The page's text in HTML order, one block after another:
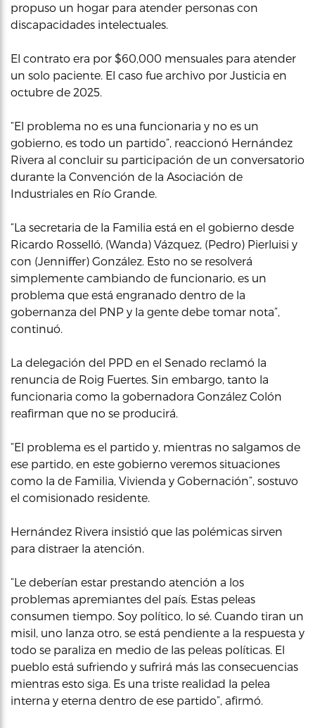
propuso un hogar para atender personas con
discapacidades intelectuales.
El contrato era por $60,000 mensuales para atender
un solo paciente. El caso fue archivo por Justicia en
octubre de 2025.
“El problema no es una funcionaria y no es un
gobierno, es todo un partido”, reaccionó Hernández
Rivera al concluir su participación de un conversatorio
durante la Convención de la Asociación de
Industriales en Río Grande.
“La secretaria de la Familia está en el gobierno desde
Ricardo Rosselló, (Wanda) Vázquez, (Pedro) Pierluisi y
con (Jenniffer) González. Esto no se resolverá
simplemente cambiando de funcionario, es un
problema que está engranado dentro de la
gobernanza del PNP y la gente debe tomar nota”,
continuó.
La delegación del PPD en el Senado reclamó la
renuncia de Roig Fuertes. Sin embargo, tanto la
funcionaria como la gobernadora González Colón
reafirman que no se producirá.
“El problema es el partido y, mientras no salgamos de
ese partido, en este gobierno veremos situaciones
como la de Familia, Vivienda y Gobernación”, sostuvo
el comisionado residente.
Hernández Rivera insistió que las polémicas sirven
para distraer la atención.
“Le deberían estar prestando atención a los
problemas apremiantes del país. Estas peleas
consumen tiempo. Soy político, lo sé. Cuando tiran un
misil, uno lanza otro, se está pendiente a la respuesta y
todo se paraliza en medio de las peleas políticas. El
pueblo está sufriendo y sufrirá más las consecuencias
mientras esto siga. Es una triste realidad la pelea
interna y eterna dentro de ese partido”, afirmó.